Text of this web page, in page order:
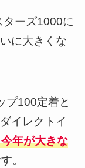
ーズ1000に
に大きくな
プ100定着と
イレクトイ
年が大きな
。